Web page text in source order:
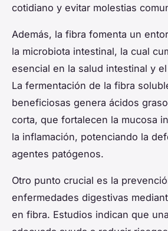
cotidiano y evitar molestias
Además, la fibra fomenta un
la microbiota intestinal, la cual
esencial en la salud intestinal y
La fermentación de la fibra
beneficiosas genera ácidos
corta, que fortalecen la mucosa
la inflamación, potenciando la
agentes patógenos.
Otro punto crucial es la
enfermedades digestivas
en fibra. Estudios indican que